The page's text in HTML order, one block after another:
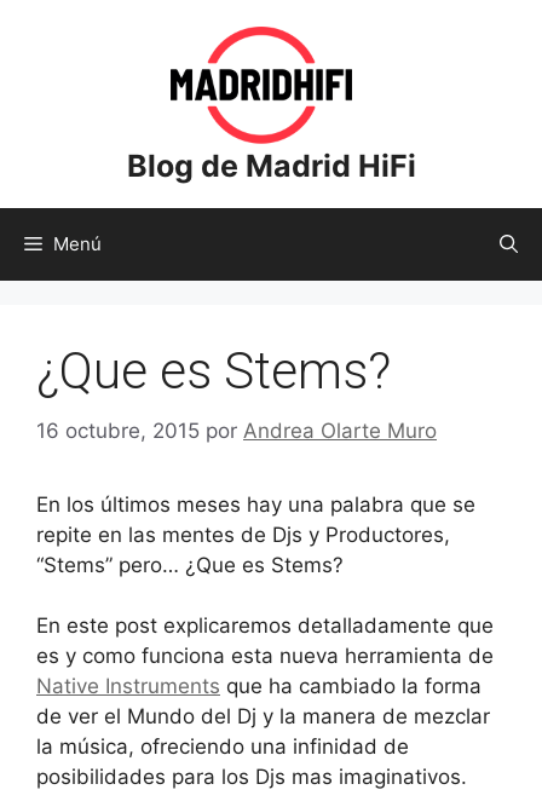
Blog de Madrid HiFi
Menú
¿Que es Stems?
16 octubre, 2015 por Andrea Olarte Muro
En los últimos meses hay una palabra que se
repite en las mentes de Djs y Productores,
“Stems” pero… ¿Que es Stems?
En este post explicaremos detalladamente que
es y como funciona esta nueva herramienta de
Native Instruments que ha cambiado la forma
de ver el Mundo del Dj y la manera de mezclar
la música, ofreciendo una infinidad de
posibilidades para los Djs mas imaginativos.